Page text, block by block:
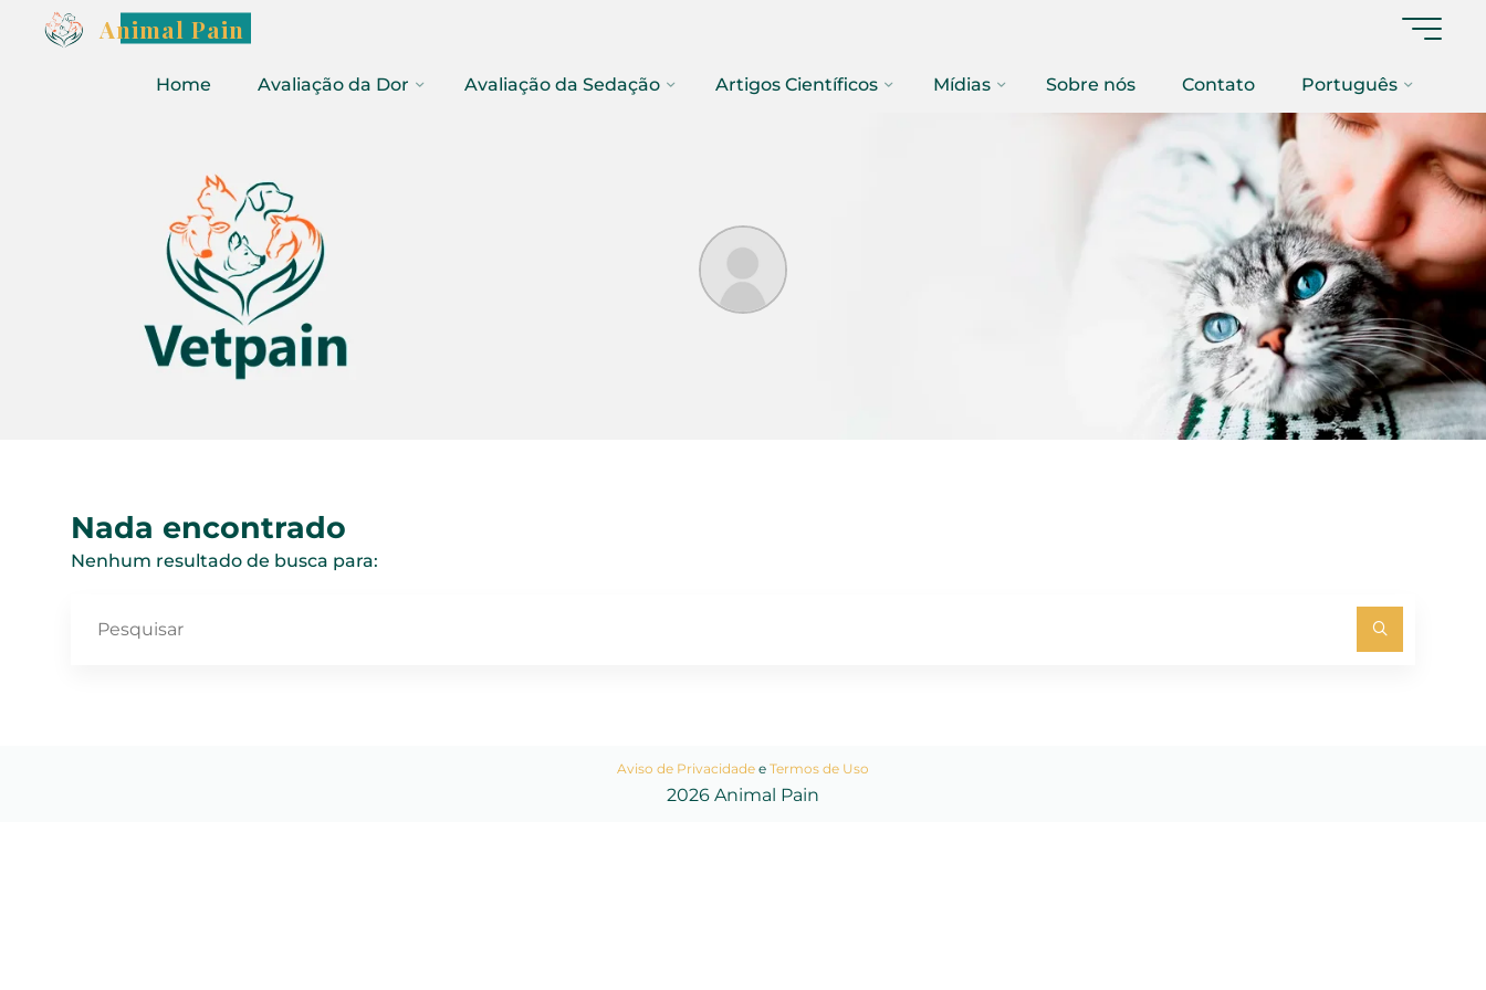
Animal Pain
Home Avaliação da Dor Avaliação da Sedação Artigos Científicos Mídias Sobre nós Contato Português
Nada encontrado
Nenhum resultado de busca para:
Aviso de Privacidade e Termos de Uso
2026 Animal Pain